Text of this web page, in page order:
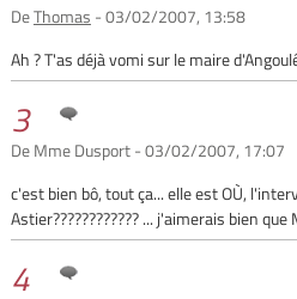
DeThomas - 03/02/2007, 13:58
Ah ? T'as déjà vomi sur le maire
3
De Mme Dusport - 03/02/2007, 17:07
c'est bien bô, tout ça... elle est OÙ,
Astier???????????? ... j'aimerais bien
4